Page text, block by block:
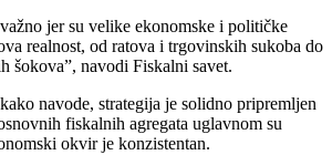
jer su velike ekonomske i političke
realnost, od ratova i trgovinskih sukoba do
šokovaˮ, navodi Fiskalni savet.
navode, strategija je solidno pripremljen
fiskalnih agregata uglavnom su
okvir je konzistentan.